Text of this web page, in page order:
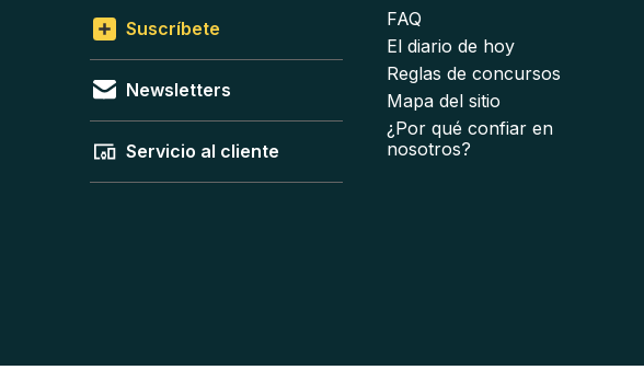
Suscríbete
Newsletters
Servicio al cliente
FAQ
El diario de hoy
Reglas de concursos
Mapa del sitio
¿Por qué confiar en
nosotros?